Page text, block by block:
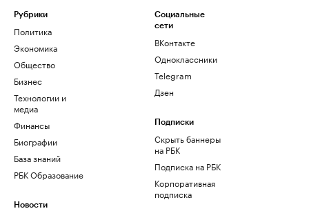
Рубрики
Политика
Экономика
Общество
Бизнес
Технологии и
медиа
Финансы
Биографии
База знаний
РБК Образование
Новости
Социальные
сети
ВКонтакте
Одноклассники
Telegram
Дзен
Подписки
Скрыть баннеры
на РБК
Подписка на РБК
Корпоративная
подписка